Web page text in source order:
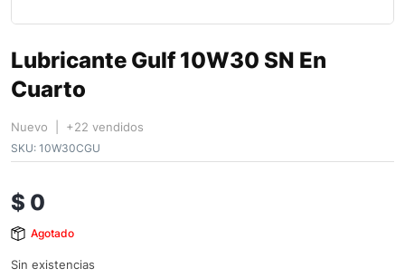
Lubricante Gulf 10W30 SN En
Cuarto
Nuevo | +22 vendidos
SKU: 10W30CGU
$ 0
Agotado
Sin existencias